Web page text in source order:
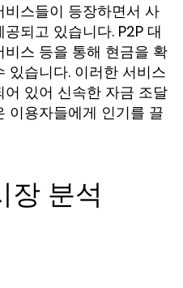
스들이 등장하면서 사
되고 있습니다. P2P 대
스 등을 통해 현금을 확
있습니다. 이러한 서비스
있어 신속한 자금 조달
이용자들에게 인기를 끌
장 분석